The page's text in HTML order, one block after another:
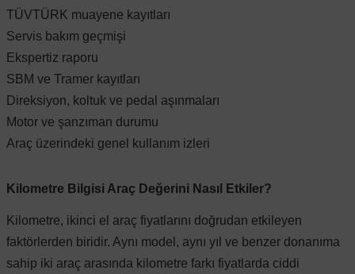
TÜVTÜRK muayene kayıtları
Servis bakım geçmişi
Ekspertiz raporu
SBM ve Tramer kayıtları
Direksiyon, koltuk ve pedal aşınmaları
Motor ve şanzıman durumu
Araç üzerindeki genel kullanım izleri
Kilometre Bilgisi Araç Değerini Nasıl Etkiler?
Kilometre, ikinci el araç fiyatlarını doğrudan etkileyen
faktörlerden biridir. Aynı model, aynı yıl ve benzer donanıma
sahip iki araç arasında kilometre farkı fiyatlarda ciddi